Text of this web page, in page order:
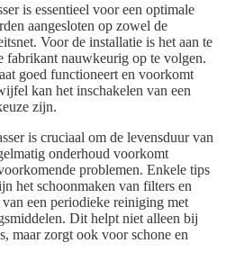
is essentieel voor een optimale
aangesloten op zowel de
Voor de installatie is het aan te
fabrikant nauwkeurig op te volgen.
goed functioneert en voorkomt
kan het inschakelen van een
zijn.
is cruciaal om de levensduur van
onderhoud voorkomt
problemen. Enkele tips
het schoonmaken van filters en
een periodieke reiniging met
Dit helpt niet alleen bij
maar zorgt ook voor schone en